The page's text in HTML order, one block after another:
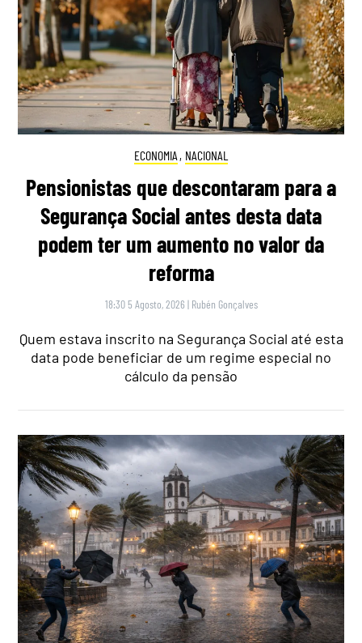
ECONOMIA , NACIONAL
Pensionistas que descontaram para a
Segurança Social antes desta data
podem ter um aumento no valor da
reforma
18:30 5 Agosto, 2026 | Rubén Gonçalves
Quem estava inscrito na Segurança Social até esta
data pode beneficiar de um regime especial no
cálculo da pensão